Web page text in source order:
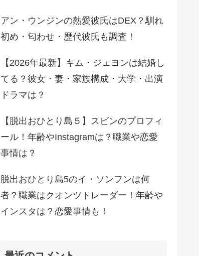
アン・ウンジンの熱愛彼氏はDEX？馴れ
初め・匂わせ・歴代彼氏も調査！
【2026年最新】キム・ジェヨンは結婚し
てる？彼女・妻・家族構成・大学・出演
ドラマは？
【脱出おひとり島５】スビンのプロフィ
ール！年齢やInstagramは？職業や恋愛
事情は？
脱出おひとり島5のイ・ソンフンは何
者？職業はクオンツトレーダー！年齢や
インスタは？恋愛事情も！